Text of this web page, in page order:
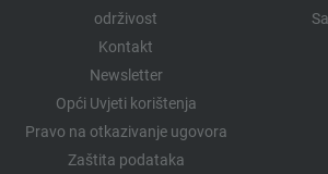
održivost
Kontakt
Newsletter
Opći Uvjeti korištenja
Pravo na otkazivanje ugovora
Zaštita podataka